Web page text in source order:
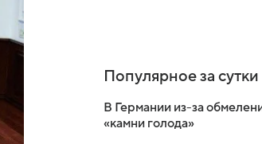
Популярное за сутки
В Германии из-за
«камни голода»